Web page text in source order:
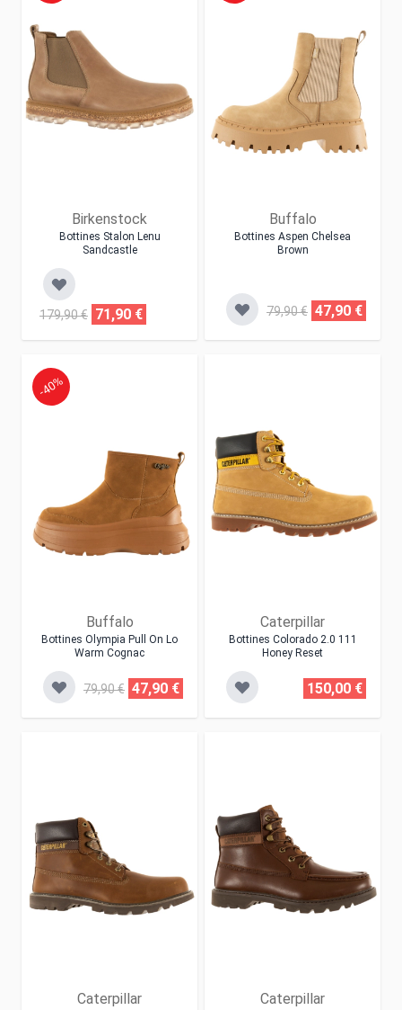
Birkenstock
Bottines Stalon Lenu
Sandcastle
179,90 € 71,90 €
Buffalo
Bottines Aspen Chelsea
Brown
79,90 € 47,90 €
Buffalo
Bottines Olympia Pull On Lo
Warm Cognac
-40%
79,90 € 47,90 €
Caterpillar
Bottines Colorado 2.0 111
Honey Reset
150,00 €
Caterpillar Caterpillar